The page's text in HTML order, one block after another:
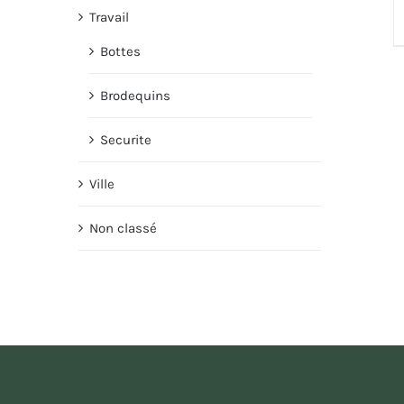
Travail
Bottes
Brodequins
Securite
Ville
Non classé